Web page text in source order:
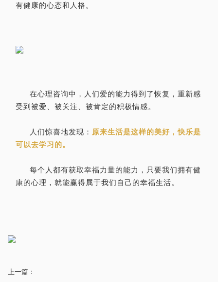
有健康的心态和人格。
在心理咨询中，人们爱的能力得到了恢复，重新感
受到被爱、被关注、被肯定的积极情感。
人们惊喜地发现： 原来生活是这样的美好，快乐是
可以去学习的。
每个人都有获取幸福力量的能力，只要我们拥有健
康的心理，就能赢得属于我们自己的幸福生活。
上一篇：